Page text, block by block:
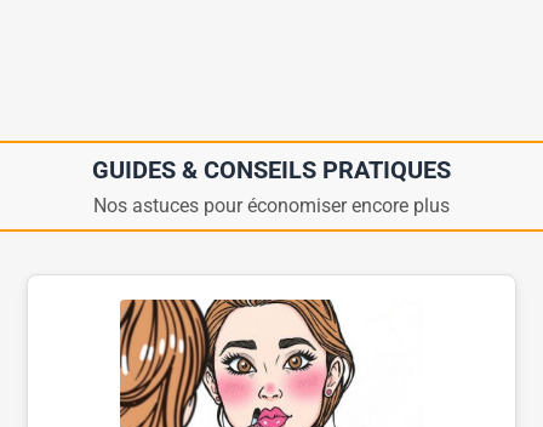
GUIDES & CONSEILS PRATIQUES
Nos astuces pour économiser encore plus